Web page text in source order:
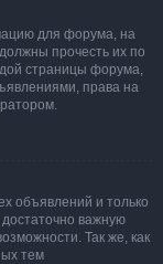
для форума, на
прочесть их по
страницы форума,
права на
объявлений и только
важную
Так же, как
тем